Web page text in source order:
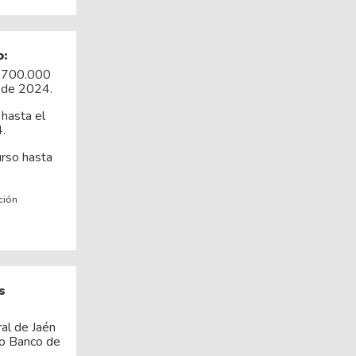
2024.
el
hasta
de Jaén
Banco de